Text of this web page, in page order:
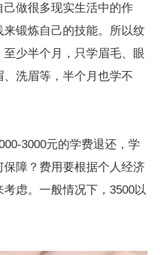
做很多现实生活中的作
锻炼自己的技能。所以纹
少半个月，只学眉毛、眼
洗眉等，半个月也学不
3000元的学费退还，学
障？费用要根据个人经济
虑。一般情况下，3500以